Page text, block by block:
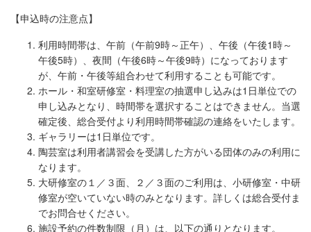
【申込時の注意点】
利用時間帯は、午前（午前9時～正午）、午後（午後1時～
午後5時）、夜間（午後6時～午後9時）になっております
が、午前・午後等組合わせて利用することも可能です。
ホール・和室研修室・料理室の抽選申し込みは1日単位での
申し込みとなり、時間帯を選択することはできません。当選
確定後、総合受付より利用時間帯確認の連絡をいたします。
ギャラリーは1日単位です。
陶芸室は利用者講習会を受講した方がいる団体のみの利用に
なります。
大研修室の１／３面、２／３面のご利用は、小研修室・中研
修室が空いていない時のみとなります。詳しくは総合受付ま
でお問合せください。
施設予約の件数制限（月）は、以下の通りとなります。